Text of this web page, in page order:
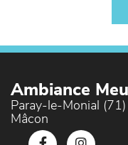
Ambiance
Paray-le-Monial
Mâcon